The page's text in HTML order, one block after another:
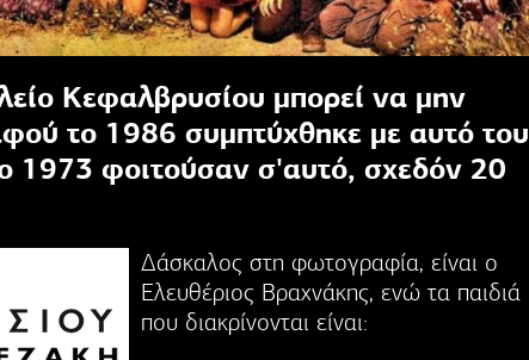
Κεφαλβρυσίου μπορεί να μην
το 1986 συμπτύχθηκε με αυτό του
1973 φοιτούσαν σ'αυτό, σχεδόν 20
Δάσκαλος στη φωτογραφία, είναι ο
Ελευθέριος Βραχνάκης, ενώ τα παιδιά
που διακρίνονται είναι: